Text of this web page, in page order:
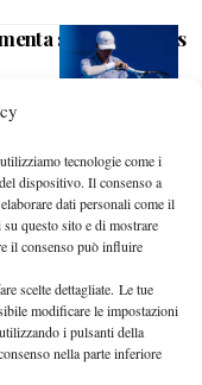
tecnologie come i
dispositivo. Il consenso a
dati personali come il
questo sito e di mostrare
il consenso può influire
scelte dettagliate. Le tue
modificare le impostazioni
i pulsanti della
nella parte inferiore
su Supertennis
orario secondo
chi commenta
Cobolli